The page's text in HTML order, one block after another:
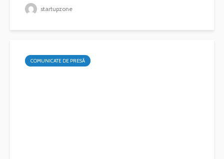
startupzone
COMUNICATE DE PRESĂ